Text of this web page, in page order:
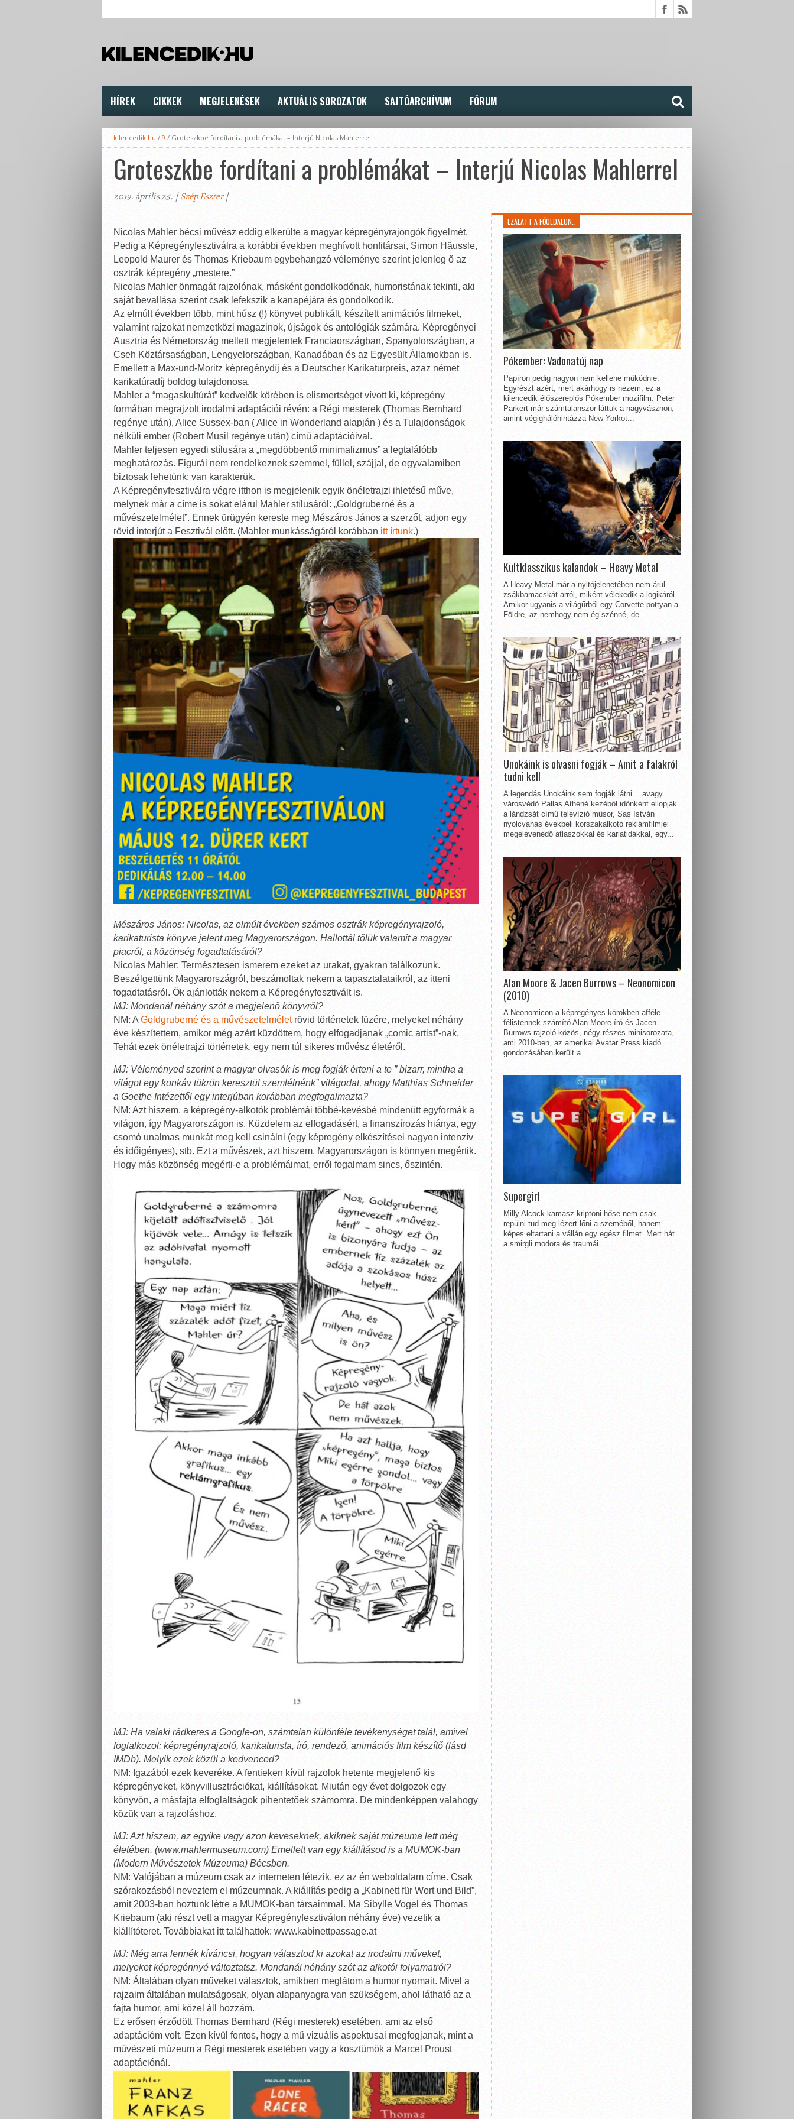
HÍREK CIKKEK MEGJELENÉSEK AKTUÁLIS SOROZATOK SAJTÓARCHÍVUM FÓRUM
kilencedik.hu / 9 / Groteszkbe fordítani a problémákat – Interjú Nicolas Mahlerrel
Groteszkbe fordítani a problémákat – Interjú Nicolas Mahlerrel
2019. április 25. |Szép Eszter|
Nicolas Mahler bécsi művész eddig elkerülte a magyar képregényrajongók figyelmét.
Pedig a Képregényfesztiválra a korábbi években meghívott honfitársai, Simon Häussle,
Leopold Maurer és Thomas Kriebaum egybehangzó véleménye szerint jelenleg ő az
osztrák képregény „mestere.”
Nicolas Mahler önmagát rajzolónak, másként gondolkodónak, humoristának tekinti, aki
saját bevallása szerint csak lefekszik a kanapéjára és gondolkodik.
Az elmúlt években több, mint húsz (!) könyvet publikált, készített animációs filmeket,
valamint rajzokat nemzetközi magazinok, újságok és antológiák számára. Képregényei
Ausztria és Németország mellett megjelentek Franciaországban, Spanyolországban, a
Cseh Köztársaságban, Lengyelországban, Kanadában és az Egyesült Államokban is.
Emellett a Max-und-Moritz képregénydíj és a Deutscher Karikaturpreis, azaz német
karikatúradíj boldog tulajdonosa.
Mahler a “magaskultúrát” kedvelők körében is elismertséget vívott ki, képregény
formában megrajzolt irodalmi adaptációi révén: a Régi mesterek (Thomas Bernhard
regénye után), Alice Sussex-ban ( Alice in Wonderland alapján ) és a Tulajdonságok
nélküli ember (Robert Musil regénye után) című adaptációival.
Mahler teljesen egyedi stílusára a „megdöbbentő minimalizmus” a legtalálóbb
meghatározás. Figurái nem rendelkeznek szemmel, füllel, szájjal, de egyvalamiben
biztosak lehetünk: van karakterük.
A Képregényfesztiválra végre itthon is megjelenik egyik önéletrajzi ihletésű műve,
melynek már a címe is sokat elárul Mahler stílusáról: „Goldgruberné és a
művészetelmélet”. Ennek ürügyén kereste meg Mészáros János a szerzőt, adjon egy
rövid interjút a Fesztivál előtt. (Mahler munkásságáról korábban itt írtunk.)
Mészáros János: Nicolas, az elmúlt években számos osztrák képregényrajzoló,
karikaturista könyve jelent meg Magyarországon. Hallottál tőlük valamit a magyar
piacról, a közönség fogadtatásáról?
Nicolas Mahler: Természtesen ismerem ezeket az urakat, gyakran találkozunk.
Beszélgettünk Magyarországról, beszámoltak nekem a tapasztalataikról, az itteni
fogadtatásról. Ők ajánlották nekem a Képregényfesztivált is.
MJ: Mondanál néhány szót a megjelenő könyvről?
NM: A Goldgruberné és a művészetelméletrövid történetek füzére, melyeket néhány
éve készítettem, amikor még azért küzdöttem, hogy elfogadjanak „comic artist”-nak.
Tehát ezek önéletrajzi történetek, egy nem túl sikeres művész életéről.
MJ: Véleményed szerint a magyar olvasók is meg fogják érteni a te ” bizarr, mintha a
világot egy konkáv tükrön keresztül szemlélnénk” világodat, ahogy Matthias Schneider
a Goethe Intézettől egy interjúban korábban megfogalmazta?
NM: Azt hiszem, a képregény-alkotók problémái többé-kevésbé mindenütt egyformák a
világon, így Magyarországon is. Küzdelem az elfogadásért, a finanszírozás hiánya, egy
csomó unalmas munkát meg kell csinálni (egy képregény elkészítései nagyon intenzív
és időigényes), stb. Ezt a művészek, azt hiszem, Magyarországon is könnyen megértik.
Hogy más közönség megérti-e a problémáimat, erről fogalmam sincs, őszintén.
MJ: Ha valaki rádkeres a Google-on, számtalan különféle tevékenységet talál, amivel
foglalkozol: képregényrajzoló, karikaturista, író, rendező, animációs film készítő (lásd
IMDb). Melyik ezek közül a kedvenced?
NM: Igazából ezek keveréke. A fentieken kívül rajzolok hetente megjelenő kis
képregényeket, könyvillusztrációkat, kiállításokat. Miután egy évet dolgozok egy
könyvön, a másfajta elfoglaltságok pihentetőek számomra. De mindenképpen valahogy
közük van a rajzoláshoz.
MJ: Azt hiszem, az egyike vagy azon keveseknek, akiknek saját múzeuma lett még
életében. (www.mahlermuseum.com) Emellett van egy kiállításod is a MUMOK-ban
(Modern Művészetek Múzeuma) Bécsben.
NM: Valójában a múzeum csak az interneten létezik, ez az én weboldalam címe. Csak
szórakozásból neveztem el múzeumnak. A kiállítás pedig a „Kabinett für Wort und Bild”,
amit 2003-ban hoztunk létre a MUMOK-ban társaimmal. Ma Sibylle Vogel és Thomas
Kriebaum (aki részt vett a magyar Képregényfesztiválon néhány éve) vezetik a
kiállítóteret. Továbbiakat itt találhattok: www.kabinettpassage.at
MJ: Még arra lennék kíváncsi, hogyan választod ki azokat az irodalmi műveket,
melyeket képregénnyé változtatsz. Mondanál néhány szót az alkotói folyamatról?
NM: Általában olyan műveket választok, amikben meglátom a humor nyomait. Mivel a
rajzaim általában mulatságosak, olyan alapanyagra van szükségem, ahol látható az a
fajta humor, ami közel áll hozzám.
Ez erősen érződött Thomas Bernhard (Régi mesterek) esetében, ami az első
adaptációm volt. Ezen kívül fontos, hogy a mű vizuális aspektusai megfogjanak, mint a
művészeti múzeum a Régi mesterek esetében vagy a kosztümök a Marcel Proust
adaptációnál.
EZALATT A FŐOLDALON…
Pókember: Vadonatúj nap
Papíron pedig nagyon nem kellene működnie.
Egyrészt azért, mert akárhogy is nézem, ez a
kilencedik élőszereplős Pókember mozifilm. Peter
Parkert már számtalanszor láttuk a nagyvásznon,
amint végighálóhintázza New Yorkot...
Kultklasszikus kalandok – Heavy Metal
A Heavy Metal már a nyitójelenetében nem árul
zsákbamacskát arról, miként vélekedik a logikáról.
Amikor ugyanis a világűrből egy Corvette pottyan a
Földre, az nemhogy nem ég szénné, de...
Unokáink is olvasni fogják – Amit a falakról
tudni kell
A legendás Unokáink sem fogják látni… avagy
városvédő Pallas Athéné kezéből időnként ellopják
a lándzsát című televízió műsor, Sas István
nyolcvanas évekbeli korszakalkotó reklámfilmjei
megelevenedő atlaszokkal és kariatidákkal, egy...
Alan Moore & Jacen Burrows – Neonomicon
(2010)
A Neonomicon a képregényes körökben afféle
félistennek számító Alan Moore író és Jacen
Burrows rajzoló közös, négy részes minisorozata,
ami 2010-ben, az amerikai Avatar Press kiadó
gondozásában került a...
Supergirl
Milly Alcock kamasz kriptoni hőse nem csak
repülni tud meg lézert lőni a szeméből, hanem
képes eltartani a vállán egy egész filmet. Mert hát
a smirgli modora és traumái...